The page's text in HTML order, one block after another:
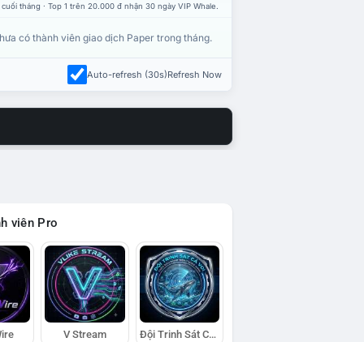
tháng · Top 1 trên 20.000 đ nhận 30 ngày VIP Whale.
có thành viên giao dịch Paper trong tháng.
Auto-refresh (30s)Refresh Now
viên Pro
V Stream Đội Trinh Sát Cá Voi